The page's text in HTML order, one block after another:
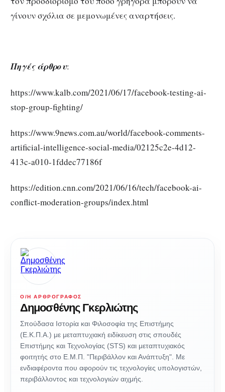
γίνουν σχόλια σε μεμονωμένες αναρτήσεις.
Πηγές άρθρου:
https://www.kalb.com/2021/06/17/facebook-testing-ai-
stop-group-fighting/
https://www.9news.com.au/world/facebook-comments-
artificial-intelligence-social-media/02125c2e-4d12-
413c-a010-1fddec77186f
https://edition.cnn.com/2021/06/16/tech/facebook-ai-
conflict-moderation-groups/index.html
Ο/Η ΑΡΘΡΟΓΡΆΦΟΣ
Δημοσθένης Γκερλιώτης
Σπούδασα Ιστορία και Φιλοσοφία της Επιστήμης
(Ε.Κ.Π.Α.) με μεταπτυχιακή ειδίκευση στις σπουδές
Επιστήμης και Τεχνολογίας (STS) και μεταπτυχιακός
φοιτητής στο Ε.Μ.Π. "Περιβάλλον και Ανάπτυξη". Με
ενδιαφέροντα που αφορούν τις τεχνολογίες υπολογιστών,
περιβάλλοντος και τεχνολογιών αιχμής.